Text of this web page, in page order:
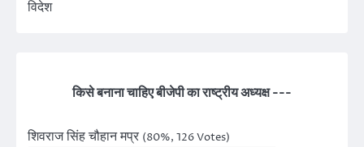
विदेश
किसे बनाना चाहिए बीजेपी का राष्ट्रीय अध्यक्ष ---
शिवराज सिंह चौहान मप्र (80%, 126 Votes)